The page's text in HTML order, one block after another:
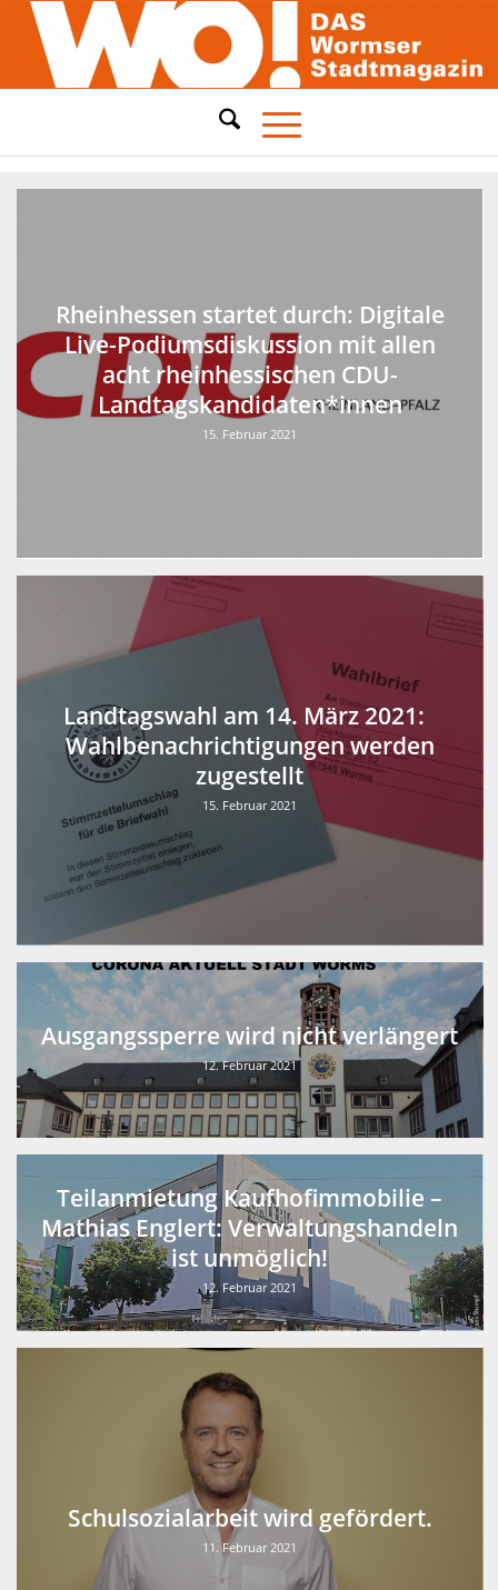
Rheinhessen startet durch: Digitale
Live-Podiumsdiskussion mit allen
acht rheinhessischen CDU-
Landtagskandidaten*innen
15. Februar 2021
Landtagswahl am 14. März 2021:
Wahlbenachrichtigungen werden
zugestellt
15. Februar 2021
Ausgangssperre wird nicht verlängert
12. Februar 2021
Teilanmietung Kaufhofimmobilie –
Mathias Englert: Verwaltungshandeln
ist unmöglich!
12. Februar 2021
Schulsozialarbeit wird gefördert.
11. Februar 2021